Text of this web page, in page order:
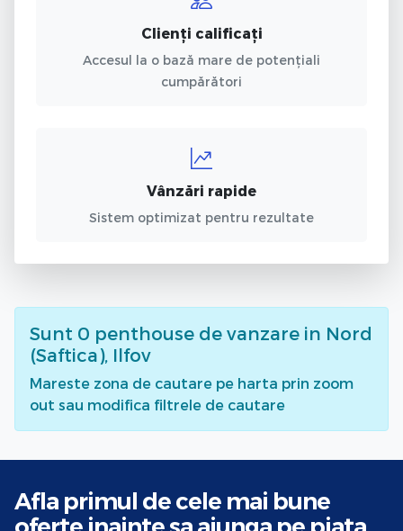
Clienți calificați
Accesul la o bază mare de potențiali
cumpărători
Vânzări rapide
Sistem optimizat pentru rezultate
Sunt 0 penthouse de vanzare in Nord
(Saftica), Ilfov
Mareste zona de cautare pe harta prin zoom
out sau modifica filtrele de cautare
Afla primul de cele mai bune